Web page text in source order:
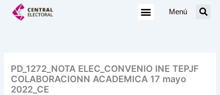
Menú
PD_1272_NOTA ELEC_CONVENIO INE TEPJF
COLABORACIONN ACADEMICA 17 mayo
2022_CE